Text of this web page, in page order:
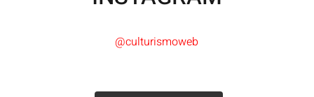
@culturismoweb